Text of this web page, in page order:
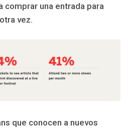
comprar una entrada para
vez.
que conocen a nuevos